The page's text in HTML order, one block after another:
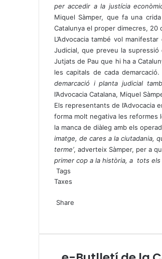
per accedir a la justícia
Miquel Sàmper, que fa una
Catalunya el proper dimecres, 20
L’Advocacia també vol
Judicial, que preveu la
Jutjats de Pau que hi ha a
les capitals de cada demarcació.
demarcació i planta judicial
l’Advocacia Catalana, Miquel
Els representants de l’Advocacia
forma molt negativa les reformes
la manca de diàleg amb els
imatge, de cares a la ciutadania,
terme’, adverteix Sàmper, per a
primer cop a la història, a tots
Tags
Taxes
h
s
e
g
Share
al
g
a
e
i
t
e